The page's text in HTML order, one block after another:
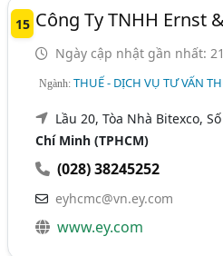
15 Công Ty TNHH Ernst
Ngày cập nhật gần nhất:
Ngành:THUẾ - DỊCH VỤ TƯ VẤN
Lầu 20, Tòa Nhà Bitexco,
Chí Minh (TPHCM)
(028) 38245252
eyhcmc@vn.ey.com
www.ey.com